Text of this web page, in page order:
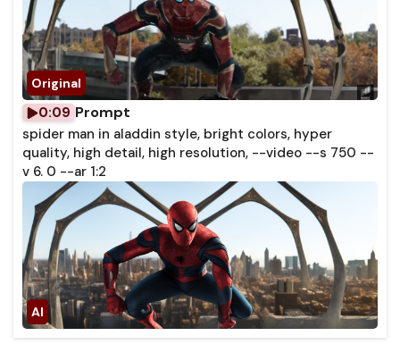
0:09 Prompt
spider man in aladdin style, bright colors, hyper
quality, high detail, high resolution, --video --s 750 --
v 6. 0 --ar 1:2